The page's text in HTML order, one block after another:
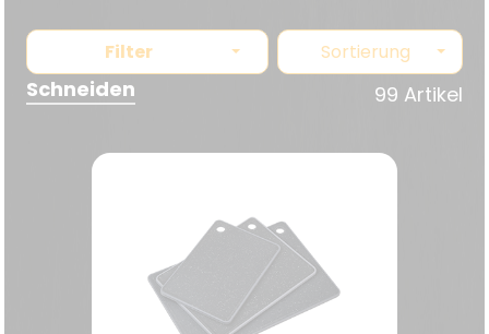
Filter Sortierung
Schneiden 99 Artikel